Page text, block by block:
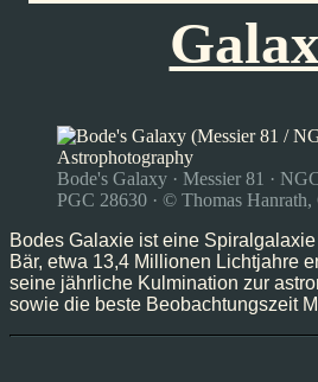
Bode's Galaxy · Messier 81 ·
PGC 28630 · © Thomas
Bodes Galaxie ist eine
Bär, etwa 13,4 Millionen Lichtjahre
seine jährliche Kulmination zur
sowie die beste Beobachtungszeit